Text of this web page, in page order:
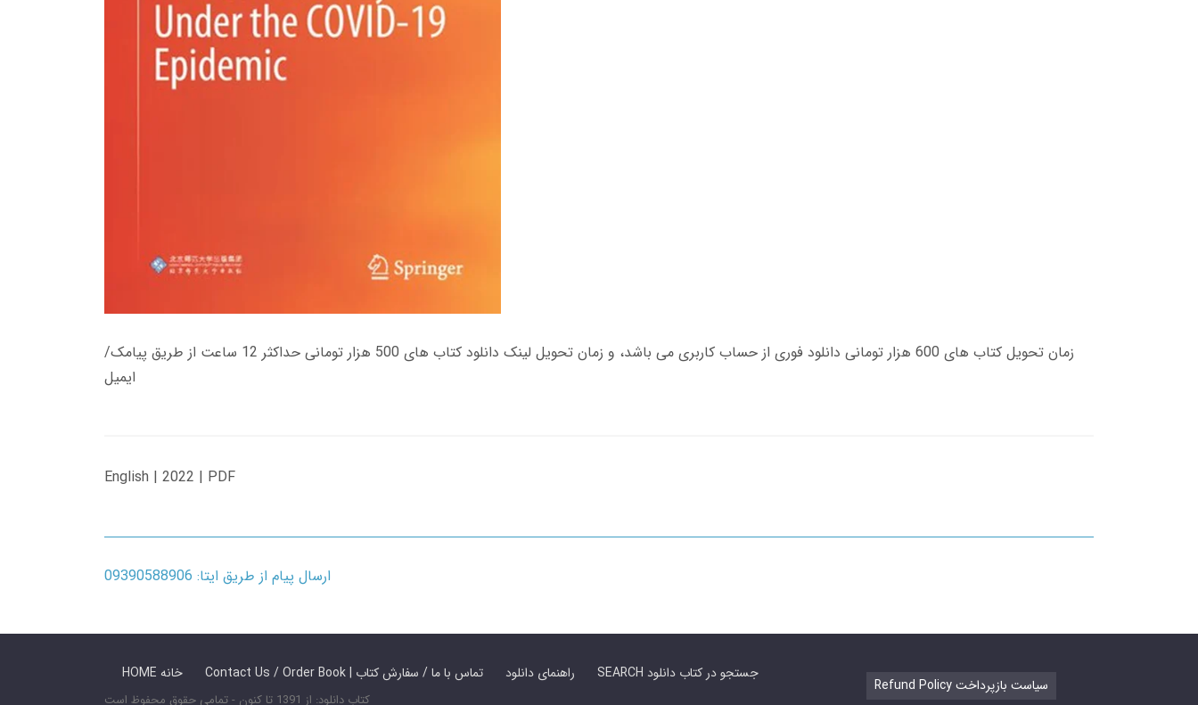
زمان تحویل کتاب های 600 هزار تومانی دانلود فوری از حساب کاربری می باشد، و زمان تحویل لینک دانلود کتاب های 500 هزار تومانی حداکثر 12 ساعت از طریق پیامک/
ایمیل
English | 2022 | PDF
ارسال پیام از طریق ایتا: 09390588906
HOME خانه Contact Us / Order Book | تماس با ما / سفارش کتاب راهنمای دانلود SEARCH جستجو در کتاب دانلود
کتاب دانلود: از 1391 تا کنون - تمامی حقوق محفوظ است
Refund Policy سیاست بازپرداخت